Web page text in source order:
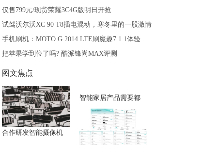
仅售799元/现货荣耀3C4G版明日开抢
试驾沃尔沃XC 90 T8插电混动，寒冬里的一股激情
手机刷机：MOTO G 2014 LTE刷魔趣7.1.1体验
把苹果学到位了吗? 酷派锋尚MAX评测
图文焦点
合作研发智能摄像机
智能家居产品需要都